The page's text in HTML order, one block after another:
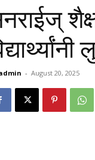
- August 20, 2025